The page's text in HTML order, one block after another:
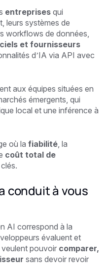
entreprises qui
leurs systèmes de
workflows de données,
et fournisseurs
d’IA via API avec
aux équipes situées en
émergents, qui
local et une inférence à
où la fiabilité , la
coût total de
conduit à vous
AI correspond à la
évaluent et
veulent pouvoir comparer,
sans devoir revoir